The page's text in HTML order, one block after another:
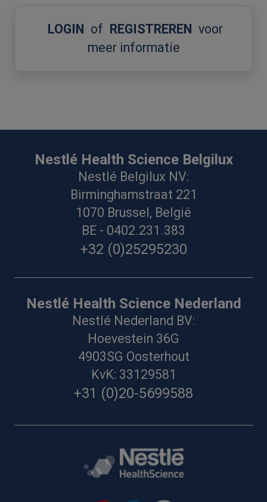
LOGIN of REGISTREREN voor
meer informatie
Nestlé Health Science Belgilux
Nestlé Belgilux NV:
Birminghamstraat 221
1070 Brussel, België
BE - 0402.231.383
+32 (0)25295230
Nestlé Health Science Nederland
Nestlé Nederland BV:
Hoevestein 36G
4903SG Oosterhout
KvK: 33129581
+31 (0)20-5699588